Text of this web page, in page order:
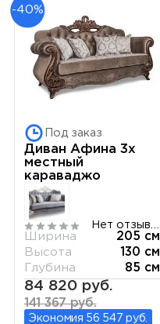
-40%
Под заказ
Диван Афина 3х
местный
караваджо
Ширина
205 см
Высота
130 см
Глубина
85 см
84 820 руб.
141 367 руб.
Экономия 56 547 руб.